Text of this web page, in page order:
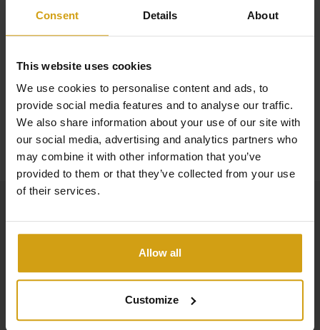
Consent Details About
This website uses cookies
We use cookies to personalise content and ads, to
provide social media features and to analyse our traffic.
We also share information about your use of our site with
our social media, advertising and analytics partners who
may combine it with other information that you’ve
provided to them or that they’ve collected from your use
of their services.
Allow all
Customize
tuin of penthouse appartementen met terras en
badkamers. Alle appartementen zijn voorzien van strakke,
moderne keukens en elegante badkamers. Dit alles
voldoet aan de hoge kwaliteitsnormen die we als Noord-
Europeanen gewend zijn.
De woningen worden volledig gemeubeld opgeleverd en
zijn voorzien van een ondergrondse staanplaats met
private berging. Binnen het project is een groot
kinderen, SPA wellnesscentrum, buitenfitness, minigolf
en petanquebaan en een gemeenschappelijke ruimte
voor bijvoorbeeld vergaderingen.
Lees meer